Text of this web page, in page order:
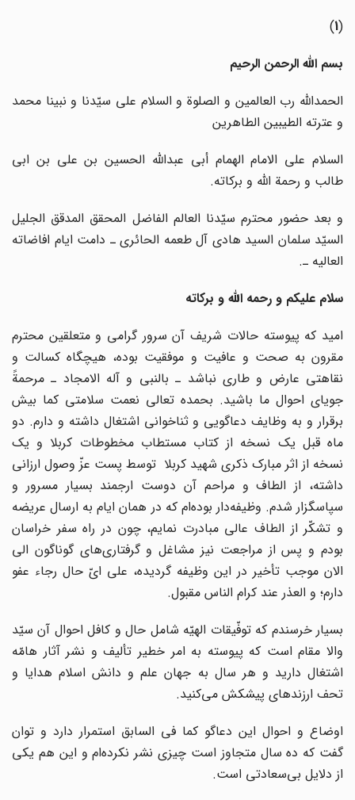
)
بسم الله الرحمن الرحیم
الحمدالله رب العالمین و الصلوة و السلام علی سیّدنا و نبینا محمد
و عترته الطیبین الطاهرین
السلام علی الامام الهمام أبی عبدالله الحسین بن علی بن ابی
طالب و رحمة الله و برکاته.
و بعد حضور محترم سیّدنا العالم الفاضل المحقق المدقق الجلیل
السیّد سلمان السید هادی آل طعمه الحائری ـ دامت ایام افاضاته
العالیه ـ.
سلام علیکم و رحمه الله و برکاته
امید که پیوسته حالات شریف آن سرور گرامی و متعلقین محترم
مقرون به صحت و عافیت و موفقیت بوده، هیچگاه کسالت و
نقاهتی عارض و طاری نباشد ـ بالنبی و آله الامجاد ـ مرحمةً
جویای احوال ما باشید. بحمده تعالی نعمت سلامتی کما بیش
برقرار و به وظایف دعاگویی و ثناخوانی اشتغال داشته و دارم. دو
ماه قبل یک نسخه از کتاب مستطاب مخطوطات کربلا و یک
نسخه از اثر مبارک ذکری شهید کربلا توسط پست عزّ وصول ارزانی
داشته، از الطاف و مراحم آن دوست ارجمند بسیار مسرور و
سپاسگزار شدم. وظیفه‌دار بوده‌ام که در همان ایام به ارسال عریضه
و تشکّر از الطاف عالی مبادرت نمایم، چون در راه سفر خراسان
بودم و پس از مراجعت نیز مشاغل و گرفتاری‌های گوناگون الی
الان موجب تأخیر در این وظیفه گردیده، علی ایّ حال رجاء عفو
دارم؛ و العذر عند کرام الناس مقبول.
بسیار خرسندم که توفّیقات الهیّه شامل حال و کافل احوال آن سیّد
والا مقام است که پیوسته به امر خطیر تألیف و نشر آثار هامّه
اشتغال دارید و هر سال به جهان علم و دانش اسلام هدایا و
تحف ارزنده‏ای پیشکش می‌کنید.
اوضاع و احوال این دعاگو کما فی السابق استمرار دارد و توان
گفت که ده سال متجاوز است چیزی نشر نکرده‌ام و این هم یکی
از دلایل بی‌سعادتی است.